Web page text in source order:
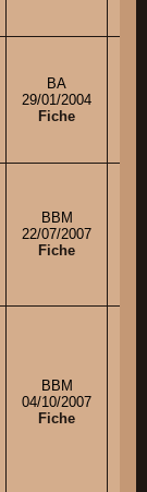
BA
29/01/2004
Fiche
BBM
22/07/2007
Fiche
BBM
04/10/2007
Fiche